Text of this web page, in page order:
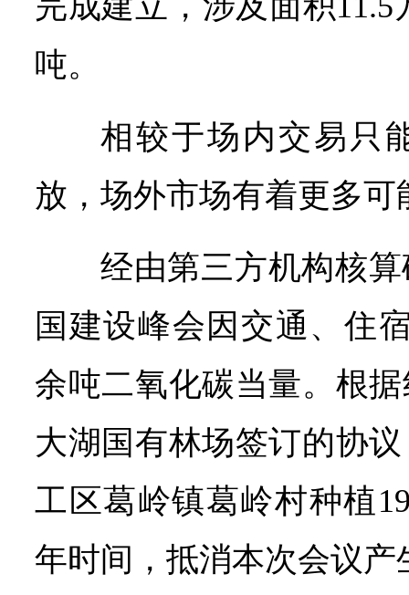
吨。
相较于场内交易只
放，场外市场有着更多可
经由第三方机构核
国建设峰会因交通、住
余吨二氧化碳当量。根
大湖国有林场签订的协
工区葛岭镇葛岭村种植
年时间，抵消本次会议